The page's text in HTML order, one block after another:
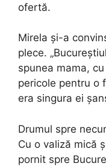
ofertă.
Mirela și-a
plece.
spunea mama,
pericole pentru o
era singura ei
Drumul spre
Cu o valiză mică
pornit spre